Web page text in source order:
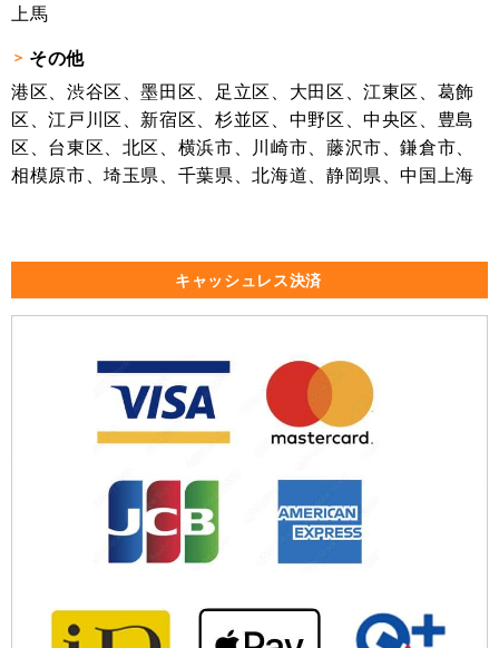
上馬
その他
港区、渋谷区、墨田区、足立区、大田区、江東区、葛飾
区、江戸川区、新宿区、杉並区、中野区、中央区、豊島
区、台東区、北区、横浜市、川崎市、藤沢市、鎌倉市、
相模原市、埼玉県、千葉県、北海道、静岡県、中国上海
キャッシュレス決済